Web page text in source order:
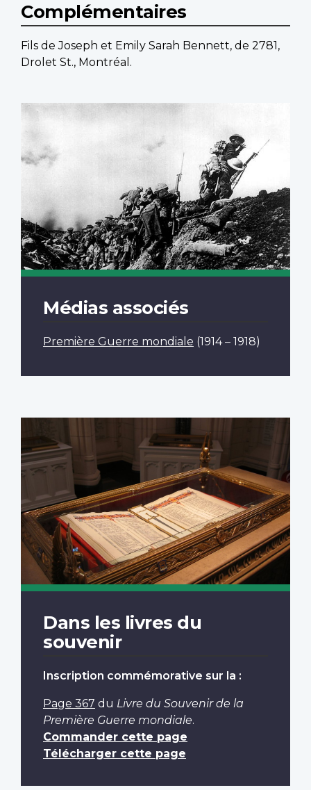
Complémentaires
Fils de Joseph et Emily Sarah Bennett, de 2781,
Drolet St., Montréal.
Médias associés
Première Guerre mondiale (1914 – 1918)
Dans les livres du
souvenir
Inscription commémorative sur la :
Page 367 du Livre du Souvenir de la
Première Guerre mondiale.
Commander cette page
Télécharger cette page